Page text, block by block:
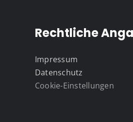
Rechtliche
Impressum
Datenschutz
Cookie-Einstellungen